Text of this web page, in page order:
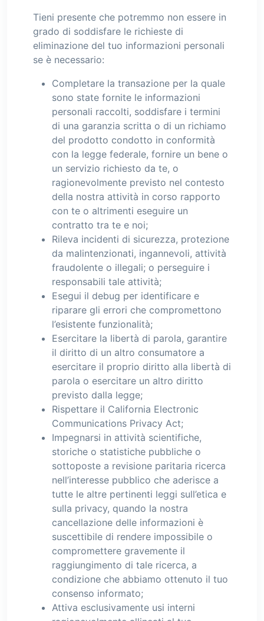
Tieni presente che potremmo non essere in
grado di soddisfare le richieste di
eliminazione del tuo informazioni personali
se è necessario:
Completare la transazione per la quale
sono state fornite le informazioni
personali raccolti, soddisfare i termini
di una garanzia scritta o di un richiamo
del prodotto condotto in conformità
con la legge federale, fornire un bene o
un servizio richiesto da te, o
ragionevolmente previsto nel contesto
della nostra attività in corso rapporto
con te o altrimenti eseguire un
contratto tra te e noi;
Rileva incidenti di sicurezza, protezione
da malintenzionati, ingannevoli, attività
fraudolente o illegali; o perseguire i
responsabili tale attività;
Esegui il debug per identificare e
riparare gli errori che compromettono
l’esistente funzionalità;
Esercitare la libertà di parola, garantire
il diritto di un altro consumatore a
esercitare il proprio diritto alla libertà di
parola o esercitare un altro diritto
previsto dalla legge;
Rispettare il California Electronic
Communications Privacy Act;
Impegnarsi in attività scientifiche,
storiche o statistiche pubbliche o
sottoposte a revisione paritaria ricerca
nell’interesse pubblico che aderisce a
tutte le altre pertinenti leggi sull’etica e
sulla privacy, quando la nostra
cancellazione delle informazioni è
suscettibile di rendere impossibile o
compromettere gravemente il
raggiungimento di tale ricerca, a
condizione che abbiamo ottenuto il tuo
consenso informato;
Attiva esclusivamente usi interni